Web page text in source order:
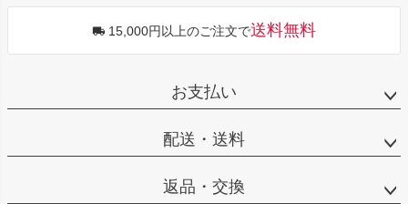
15,000円以上のご注文で送料無料
お支払い
配送・送料
返品・交換